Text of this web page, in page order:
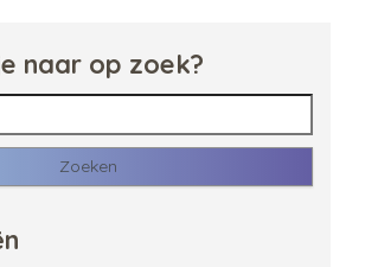
naar op zoek?